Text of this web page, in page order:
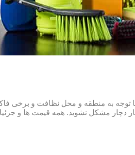
توجه به منطقه و محل نظافت و برخی
دچار مشکل نشوید. همه قیمت ها و